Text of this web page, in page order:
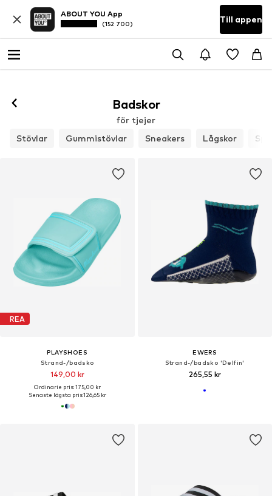
ABOUT YOU App
(152 700) Till appen
Badskor
för tjejer
Stövlar
Gummistövlar Sneakers Lågskor
REA
PLAYSHOES
Strand-/badsko
149,00 kr
Ordinarie pris: 175,00 kr
Senaste lägsta pris:126,65 kr
EWERS
Strand-/badsko 'Delfin'
265,55 kr